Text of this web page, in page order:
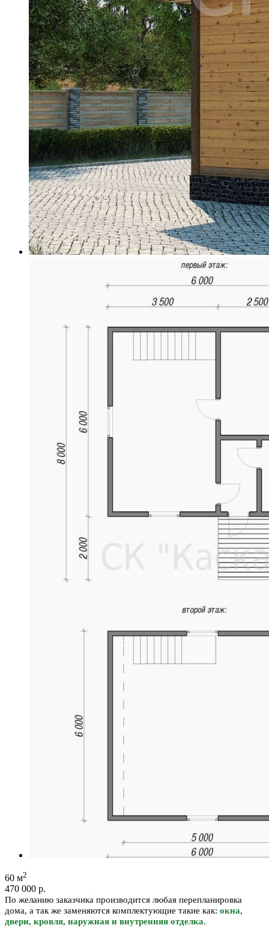
60 м2
470 000 р.
По желанию заказчика производится любая перепланировка
дома, а так же заменяются комплектующие такие как: окна,
двери, кровля, наружная и внутренняя отделка.